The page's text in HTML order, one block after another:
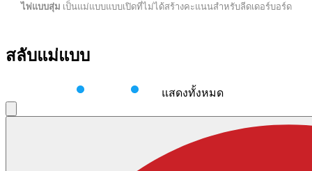
ไพ่แบบสุ่ม เป็นแม่แบบแบบเปิดที่ไม่ได้สร้างคะแนนสำหรับลีดเดอร์บอร์ด
สลับแม่แบบ
แสดงทั้งหมด